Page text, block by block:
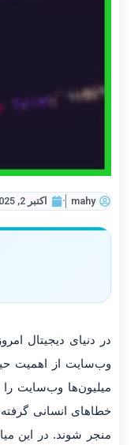
mahy اکتبر 2, 2025
در دنیای دیجیتال
میلیون‌ها وب‌سایت
خطاهای انسانی
منجر شوند. در این